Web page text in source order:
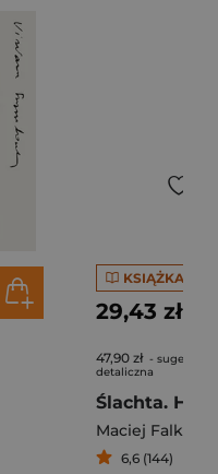
KSIĄŻKA
29,43 zł
47,90 zł -
detaliczna
Maciej
6,6 (144)